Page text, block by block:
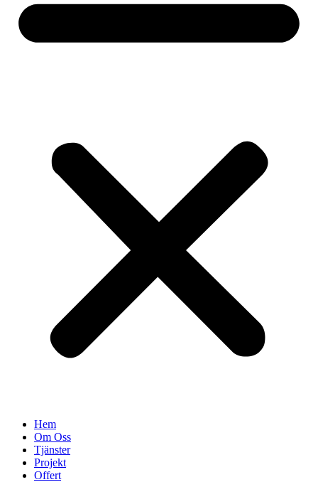
Hem
Om Oss
Tjänster
Projekt
Offert